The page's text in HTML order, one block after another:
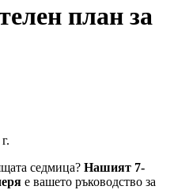
план за
седмица? Нашият 7-
е вашето ръководство за